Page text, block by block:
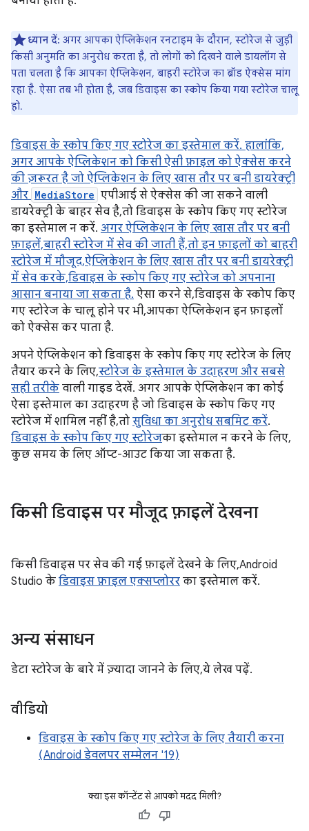
ध्यान दें: अगर आपका ऐप्लिकेशन रनटाइम के दौरान, स्टोरेज से जुड़ी
किसी अनुमति का अनुरोध करता है, तो लोगों को दिखने वाले डायलॉग से
पता चलता है कि आपका ऐप्लिकेशन, बाहरी स्टोरेज का ब्रॉड ऐक्सेस मांग
रहा है. ऐसा तब भी होता है, जब डिवाइस का स्कोप किया गया स्टोरेज चालू
हो.
डिवाइस के स्कोप किए गए स्टोरेज का इस्तेमाल करें. हालांकि,
अगर आपके ऐप्लिकेशन को किसी ऐसी फ़ाइल को ऐक्सेस करने
की ज़रूरत है जो ऐप्लिकेशन के लिए खास तौर पर बनी डायरेक्ट्री
और MediaStore एपीआई से ऐक्सेस की जा सकने वाली
डायरेक्ट्री के बाहर सेव है, तो डिवाइस के स्कोप किए गए स्टोरेज
का इस्तेमाल न करें. अगर ऐप्लिकेशन के लिए खास तौर पर बनी
फ़ाइलें, बाहरी स्टोरेज में सेव की जाती हैं, तो इन फ़ाइलों को बाहरी
स्टोरेज में मौजूद, ऐप्लिकेशन के लिए खास तौर पर बनी डायरेक्ट्री
में सेव करके, डिवाइस के स्कोप किए गए स्टोरेज को अपनाना
आसान बनाया जा सकता है. ऐसा करने से, डिवाइस के स्कोप किए
गए स्टोरेज के चालू होने पर भी, आपका ऐप्लिकेशन इन फ़ाइलों
को ऐक्सेस कर पाता है.
अपने ऐप्लिकेशन को डिवाइस के स्कोप किए गए स्टोरेज के लिए
तैयार करने के लिए,स्टोरेज के इस्तेमाल के उदाहरण और सबसे
सही तरीके वाली गाइड देखें. अगर आपके ऐप्लिकेशन का कोई
ऐसा इस्तेमाल का उदाहरण है जो डिवाइस के स्कोप किए गए
स्टोरेज में शामिल नहीं है, तो सुविधा का अनुरोध सबमिट करें.
डिवाइस के स्कोप किए गए स्टोरेजका इस्तेमाल न करने के लिए,
कुछ समय के लिए ऑप्ट-आउट किया जा सकता है.
किसी डिवाइस पर मौजूद फ़ाइलें देखना
किसी डिवाइस पर सेव की गई फ़ाइलें देखने के लिए, Android
Studio के डिवाइस फ़ाइल एक्सप्लोरर का इस्तेमाल करें.
अन्य संसाधन
डेटा स्टोरेज के बारे में ज़्यादा जानने के लिए, ये लेख पढ़ें.
वीडियो
डिवाइस के स्कोप किए गए स्टोरेज के लिए तैयारी करना
(Android डेवलपर सम्मेलन '19)
क्या इस कॉन्टेंट से आपको मदद मिली?